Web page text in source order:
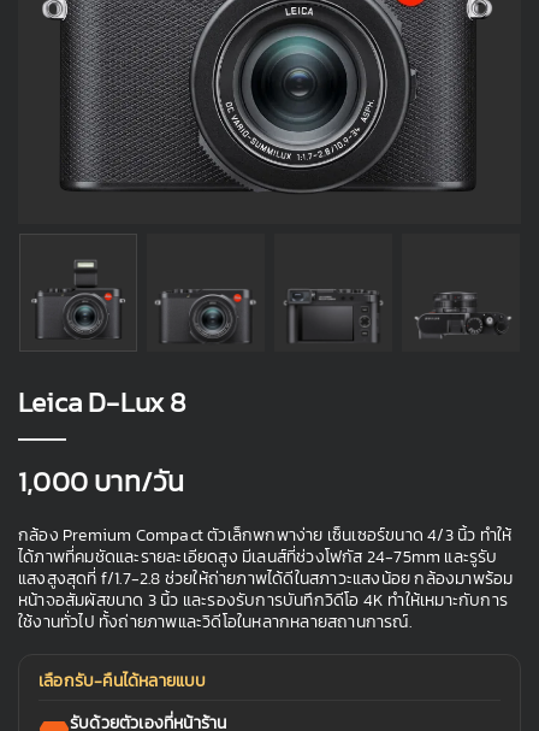
Leica D-Lux 8
1,000บาท/วัน
กล้อง Premium Compact ตัวเล็กพกพาง่าย เซ็นเซอร์ขนาด 4/3 นิ้ว ทำให้
ได้ภาพที่คมชัดและรายละเอียดสูง มีเลนส์ที่ช่วงโฟกัส 24-75mm และรูรับ
แสงสูงสุดที่ f/1.7-2.8 ช่วยให้ถ่ายภาพได้ดีในสภาวะแสงน้อย กล้องมาพร้อม
หน้าจอสัมผัสขนาด 3 นิ้ว และรองรับการบันทึกวิดีโอ 4K ทำให้เหมาะกับการ
ใช้งานทั่วไป ทั้งถ่ายภาพและวิดีโอในหลากหลายสถานการณ์.
เลือกรับ-คืนได้หลายแบบ
รับด้วยตัวเองที่หน้าร้าน